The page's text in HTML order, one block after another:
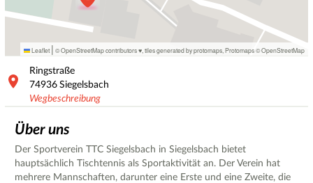
Leaflet | © OpenStreetMap contributors ♥, tiles generated by protomaps Protomaps©OpenStreetMap
Ringstraße
74936 Siegelsbach
Wegbeschreibung
Über uns
Der Sportverein TTC Siegelsbach in Siegelsbach bietet
hauptsächlich Tischtennis als Sportaktivität an. Der Verein hat
mehrere Mannschaften, darunter eine Erste und eine Zweite, die